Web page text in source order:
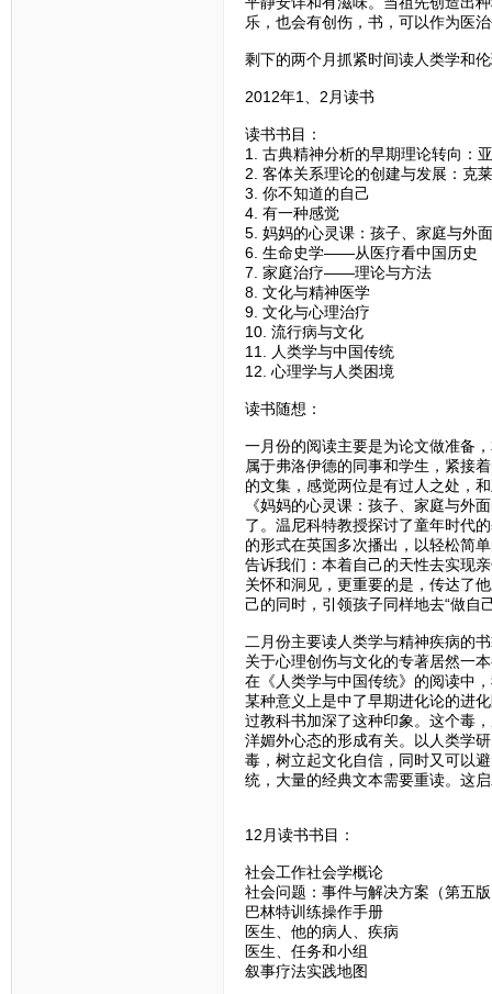
乐，也会有创伤，书，可以作为医
剩下的两个月抓紧时间读人类学和
2012年1、2月读书
读书书目：
1. 古典精神分析的早期理论转向：
2. 客体关系理论的创建与发展：克
3. 你不知道的自己
4. 有一种感觉
5. 妈妈的心灵课：孩子、家庭与外
6. 生命史学——从医疗看中国历史
7. 家庭治疗——理论与方法
8. 文化与精神医学
9. 文化与心理治疗
10. 流行病与文化
11. 人类学与中国传统
12. 心理学与人类困境
读书随想：
一月份的阅读主要是为论文做准备
属于弗洛伊德的同事和学生，紧接
的文集，感觉两位是有过人之处，
《妈妈的心灵课：孩子、家庭与外
了。温尼科特教授探讨了童年时代
的形式在英国多次播出，以轻松简
告诉我们：本着自己的天性去实现
关怀和洞见，更重要的是，传达了
己的同时，引领孩子同样地去“做自
二月份主要读人类学与精神疾病的
关于心理创伤与文化的专著居然一
在《人类学与中国传统》的阅读中
某种意义上是中了早期进化论的进
过教科书加深了这种印象。这个毒
洋媚外心态的形成有关。以人类学
毒，树立起文化自信，同时又可以
统，大量的经典文本需要重读。这
12月读书书目：
社会工作社会学概论
社会问题：事件与解决方案（第五
巴林特训练操作手册
医生、他的病人、疾病
医生、任务和小组
叙事疗法实践地图